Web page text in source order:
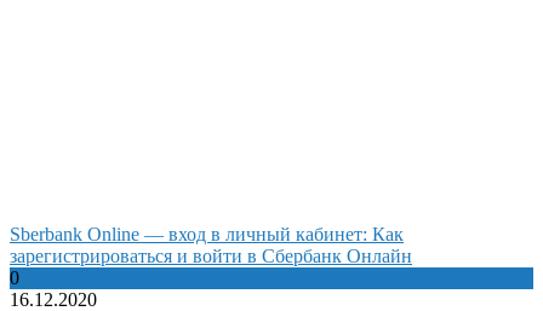
Sberbank Online — вход в личный кабинет: Как
зарегистрироваться и войти в Сбербанк Онлайн
0
16.12.2020